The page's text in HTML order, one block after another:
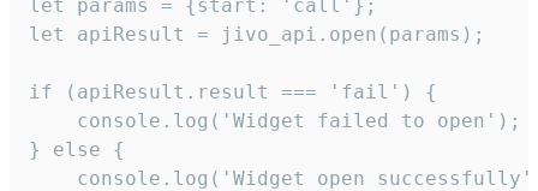
let params = {start: 'call'};
let apiResult = jivo_api.open(params);
if (apiResult.result === 'fail') {
    console.log('Widget failed to open');
} else {
console.log('Widget open